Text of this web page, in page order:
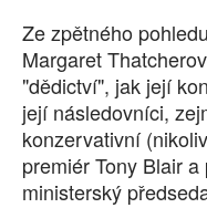
Ze zpětného
Margaret
"dědictví", jak její
její následovníci,
konzervativní
premiér Tony Blair
ministerský